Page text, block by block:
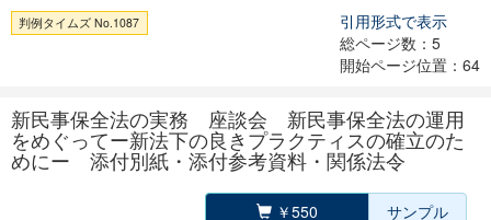
判例タイムズ No.1087
引用形式で表示
総ページ数：5
開始ページ位置：64
新民事保全法の実務 座談会 新民事保全法の運用
をめぐってー新法下の良きプラクティスの確立のた
めにー 添付別紙・添付参考資料・関係法令
￥550 サンプル